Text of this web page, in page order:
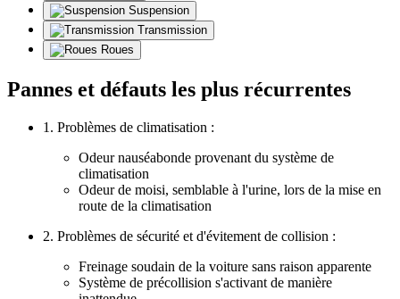
Suspension
Transmission
Roues
Pannes et défauts les plus récurrentes
1. Problèmes de climatisation :
Odeur nauséabonde provenant du système de
climatisation
Odeur de moisi, semblable à l'urine, lors de la mise en
route de la climatisation
2. Problèmes de sécurité et d'évitement de collision :
Freinage soudain de la voiture sans raison apparente
Système de précollision s'activant de manière